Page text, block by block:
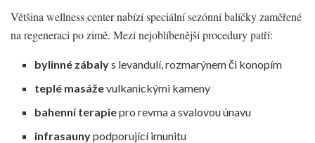
Většina wellness center nabízí speciální sezónní balíčky zaměřené
na regeneraci po zimě. Mezi nejoblíbenější procedury patří:
bylinné zábalys levandulí, rozmarýnem či konopím
teplé masáževulkanickými kameny
bahenní terapiepro revma a svalovou únavu
infrasaunypodporující imunitu